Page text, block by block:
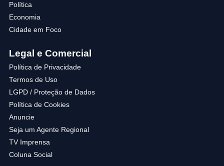
Política
Economia
Cidade em Foco
Legal e Comercial
Política de Privacidade
Termos de Uso
LGPD / Proteção de Dados
Política de Cookies
Anuncie
Seja um Agente Regional
TV Imprensa
Coluna Social